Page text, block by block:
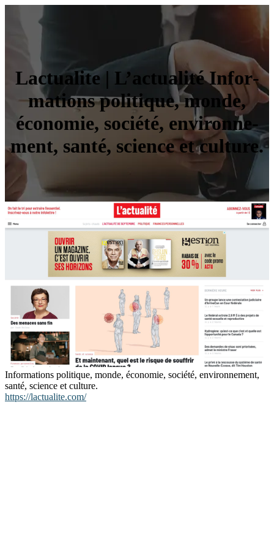
Lactualite | L’actualité Infor­
ma­tions politique, monde,
économie, société, en­viron­ne­
ment, santé, science et culture.
Informations politique, monde, économie, société, environnement,
santé, science et culture.
https://lactualite.com/